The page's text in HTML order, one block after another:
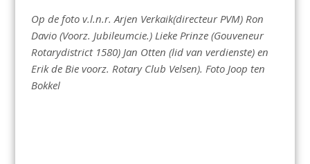
Op de foto v.l.n.r. Arjen Verkaik(directeur PVM) Ron
Davio (Voorz. Jubileumcie.) Lieke Prinze (Gouveneur
Rotarydistrict 1580) Jan Otten (lid van verdienste) en
Erik de Bie voorz. Rotary Club Velsen). Foto Joop ten
Bokkel